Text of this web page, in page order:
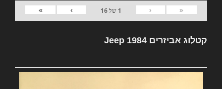
«
‹
1 של16
›
»
קטלוג אביזרים Jeep 1984